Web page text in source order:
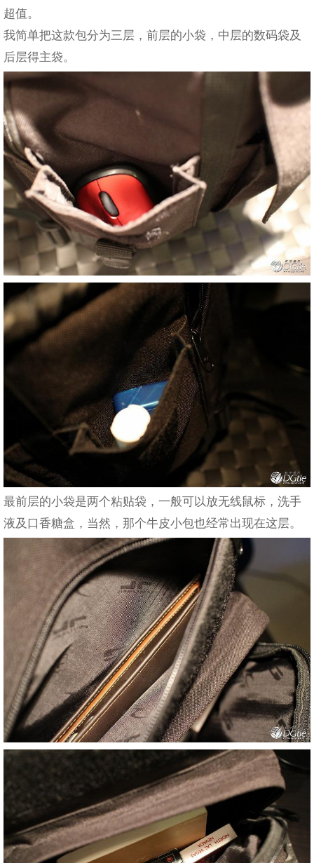
超值。
我简单把这款包分为三层，前层的小袋，中层的数码袋及
后层得主袋。
最前层的小袋是两个粘贴袋，一般可以放无线鼠标，洗手
液及口香糖盒，当然，那个牛皮小包也经常出现在这层。